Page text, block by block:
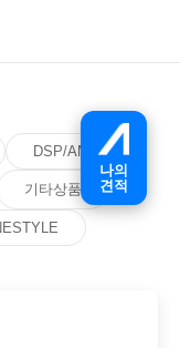
DSP/AMP
기타상품
나의
견적